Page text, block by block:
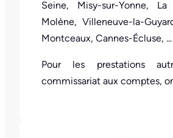
Seine, Misy-sur-Yonne,
Molène, Villeneuve-la-
Montceaux, Cannes-Écluse, ...
Pour les prestations
commissariat aux comptes,